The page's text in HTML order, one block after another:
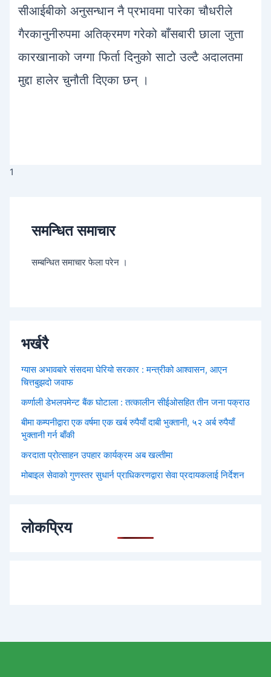
सीआईबीको अनुसन्धान नै प्रभावमा पारेका चौधरीले
गैरकानुनीरुपमा अतिक्रमण गरेको बाँसबारी छाला जुत्ता
कारखानाको जग्गा फिर्ता दिनुको साटो उल्टै अदालतमा
मुद्दा हालेर चुनौती दिएका छन् ।
1
समन्धित समाचार
सम्बन्धित समाचार फेला परेन ।
भर्खरै
ग्यास अभावबारे संसदमा घेरियो सरकार : मन्त्रीको आश्वासन, आएन
चित्तबुझदो जवाफ
कर्णाली डेभलपमेन्ट बैंक घोटाला : तत्कालीन सीईओसहित तीन जना पक्राउ
बीमा कम्पनीद्वारा एक वर्षमा एक खर्ब रुपैयाँ दाबी भुक्तानी, ५२ अर्ब रुपैयाँ
भुक्तानी गर्न बाँकी
करदाता प्रोत्साहन उपहार कार्यक्रम अब खल्तीमा
मोबाइल सेवाको गुणस्तर सुधार्न प्राधिकरणद्वारा सेवा प्रदायकलाई निर्देशन
लोकप्रिय